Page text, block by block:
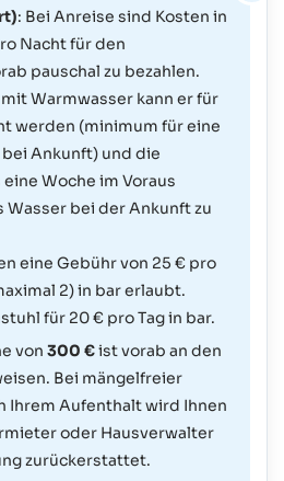
: Bei Anreise sind Kosten in
Nacht für den
pauschal zu bezahlen.
Warmwasser kann er für
werden (minimum für eine
Ankunft) und die
Woche im Voraus
Wasser bei der Ankunft zu
eine Gebühr von 25 € pro
2) in bar erlaubt.
für 20 € pro Tag in bar.
von 300 €ist vorab an den
Bei mängelfreier
Ihrem Aufenthalt wird Ihnen
oder Hausverwalter
zurückerstattet.